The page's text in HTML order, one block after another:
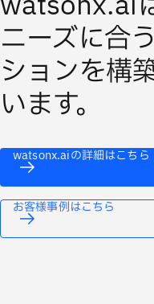
ニーズに合
ションを構
います。
watsonx.aiの詳細はこちら
お客様事例はこちら